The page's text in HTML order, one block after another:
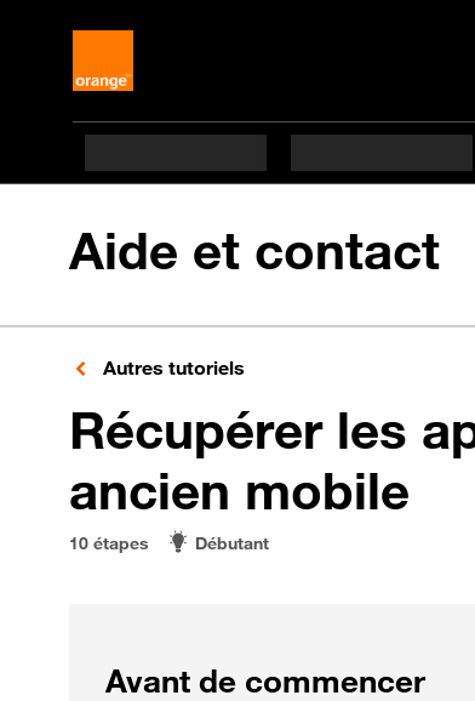
Aide et contact
Autres tutoriels
Récupérer les
ancien mobile
10 étapes Débutant
Avant de commencer